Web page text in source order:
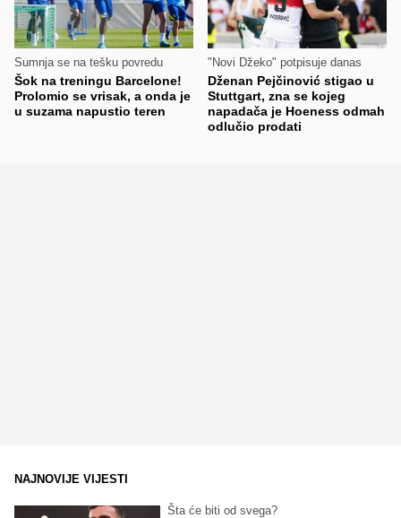
Sumnja se na tešku povredu
Šok na treningu Barcelone!
Prolomio se vrisak, a onda je
u suzama napustio teren
"Novi Džeko" potpisuje danas
Dženan Pejčinović stigao u
Stuttgart, zna se kojeg
napadača je Hoeness odmah
odlučio prodati
NAJNOVIJE VIJESTI
Šta će biti od svega?